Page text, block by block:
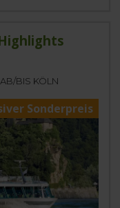
AB/BIS KÖLN
Sonderpreis